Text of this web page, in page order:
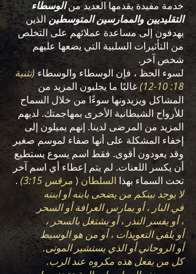
خدمة مفيدة يقدمها العديد منالوسطاء
التقليديين والممارسين المتوسطين الذين
يهدفون إلى مساعدة عملائهم على التخلص
من التأثيرات السلبية التي يضعها عليهم
شخص آخر.
لسوء الحظ ، فإن الوسطاء والوسطاء (تثنية
18: 10-12)
غالبًا ما يجلبون المزيد من
المشاكل ويزيدونها سوءًا من خلال السماح
للأرواح الشيطانية الأخرى بمهاجمتك. لديهم
المزيد من المرضى لدينا. إنهم يميلون إلى
إخفاء المشكلة على أنها صفاء لموسم صغير
وقد يعودون أقوى. فقط اسم يسوع يستطيع
أن يكسر اللعنات. لم يتم إعطاء أي اسم آخر
تحت السماء بهذا السلطان ( مرقس 3:15)
.
لا يوجد بينكم من يضحى بابنه أو ابنته
في النار ، أو يمارس العرافة أو السحر
، أو يفسر النذر ، أو يشتغل بالسحر ،
أو يلقي التعويذات ، أو من هو الوسيط
أو الروحاني أو الذي يستشير الموتى.
كل من يفعل هذه مكروه عند الرب.